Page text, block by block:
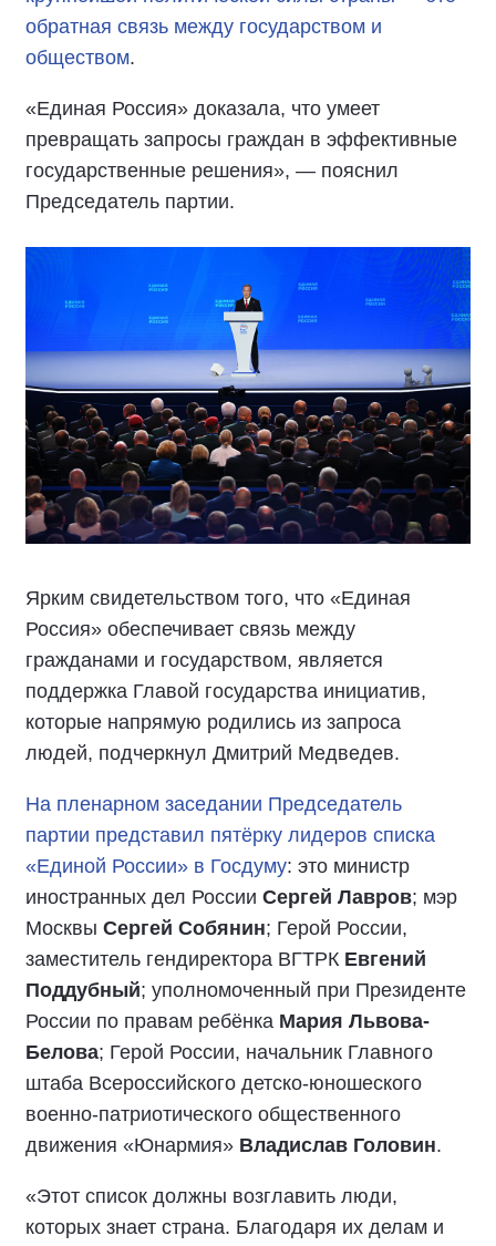
обратная связь между государством и
обществом.
«Единая Россия» доказала, что умеет
превращать запросы граждан в эффективные
государственные решения», — пояснил
Председатель партии.
Ярким свидетельством того, что «Единая
Россия» обеспечивает связь между
гражданами и государством, является
поддержка Главой государства инициатив,
которые напрямую родились из запроса
людей, подчеркнул Дмитрий Медведев.
На пленарном заседании Председатель
партии представил пятёрку лидеров списка
«Единой России» в Госдуму: это министр
иностранных дел России Сергей Лавров; мэр
Москвы Сергей Собянин; Герой России,
заместитель гендиректора ВГТРК Евгений
Поддубный; уполномоченный при Президенте
России по правам ребёнка Мария Львова-
Белова; Герой России, начальник Главного
штаба Всероссийского детско-юношеского
военно-патриотического общественного
движения «Юнармия» Владислав Головин.
«Этот список должны возглавить люди,
которых знает страна. Благодаря их делам и